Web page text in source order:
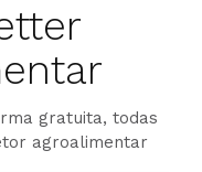
gratuita, todas
agroalimentar